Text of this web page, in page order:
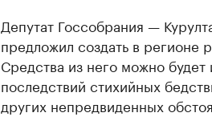
Депутат Госсобрания —
предложил создать в регионе
Средства из него можно будет
последствий стихийных
других непредвиденных